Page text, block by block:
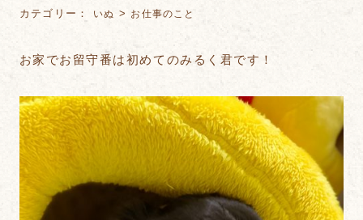
カテゴリー： いぬ > お仕事のこと
お家でお留守番は初めてのみるく君です！